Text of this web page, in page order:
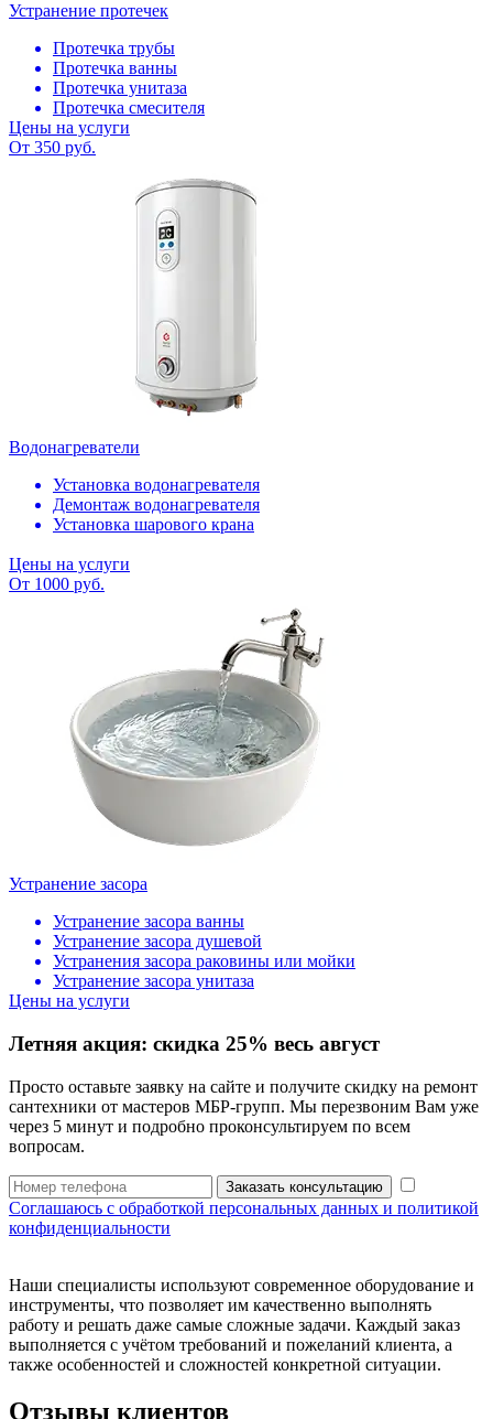
Устранение протечек
Протечка трубы
Протечка ванны
Протечка унитаза
Протечка смесителя
Цены на услуги
От 350 руб.
Водонагреватели
Установка водонагревателя
Демонтаж водонагревателя
Установка шарового крана
Цены на услуги
От 1000 руб.
Устранение засора
Устранение засора ванны
Устранение засора душевой
Устранения засора раковины или мойки
Устранение засора унитаза
Цены на услуги
Летняя акция: скидка 25% весь август
Просто оставьте заявку на сайте и получите скидку на ремонт
сантехники от мастеров МБР-групп. Мы перезвоним Вам уже
через 5 минут и подробно проконсультируем по всем
вопросам.
Заказать консультацию
Соглашаюсь с обработкой персональных данных и политикой
конфиденциальности
Наши специалисты используют современное оборудование и
инструменты, что позволяет им качественно выполнять
работу и решать даже самые сложные задачи. Каждый заказ
выполняется с учётом требований и пожеланий клиента, а
также особенностей и сложностей конкретной ситуации.
Отзывы клиентов